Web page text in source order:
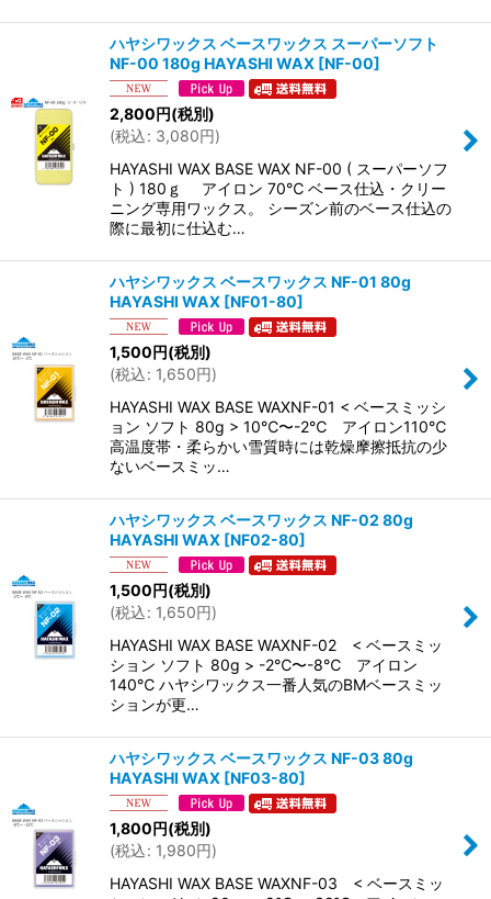
ハヤシワックス ベースワックス スーパーソフト
NF-00 180g HAYASHI WAX [NF-00]
2,800円(税別)
(税込: 3,080円)
HAYASHI WAX BASE WAX NF-00 ( スーパーソフ
ト ) 180ｇ アイロン 70℃ ベース仕込・クリー
ニング専用ワックス。 シーズン前のベース仕込の
際に最初に仕込む…
ハヤシワックス ベースワックス NF-01 80g
HAYASHI WAX [NF01-80]
1,500円(税別)
(税込: 1,650円)
HAYASHI WAX BASE WAXNF-01 < ベースミッシ
ョン ソフト 80g > 10℃〜-2℃ アイロン110℃
高温度帯・柔らかい雪質時には乾燥摩擦抵抗の少
ないベースミッ…
ハヤシワックス ベースワックス NF-02 80g
HAYASHI WAX [NF02-80]
1,500円(税別)
(税込: 1,650円)
HAYASHI WAX BASE WAXNF-02 < ベースミッ
ション ソフト 80g > -2℃〜-8℃ アイロン
140℃ ハヤシワックス一番人気のBMベースミッ
ションが更…
ハヤシワックス ベースワックス NF-03 80g
HAYASHI WAX [NF03-80]
1,800円(税別)
(税込: 1,980円)
HAYASHI WAX BASE WAXNF-03 < ベースミッ